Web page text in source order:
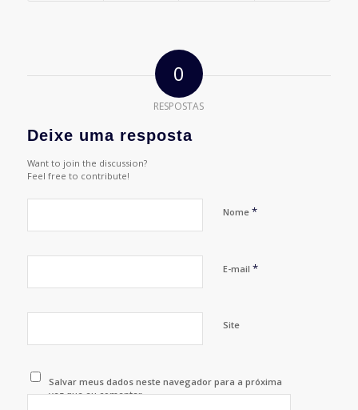
0
RESPOSTAS
Deixe uma resposta
Want to join the discussion?
Feel free to contribute!
Nome *
E-mail *
Site
Salvar meus dados neste navegador para a próxima
vez que eu comentar.